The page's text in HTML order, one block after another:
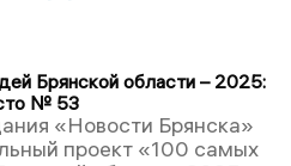
Брянской области – 2025:
№ 53
«Новости Брянска»
проект «100 самых